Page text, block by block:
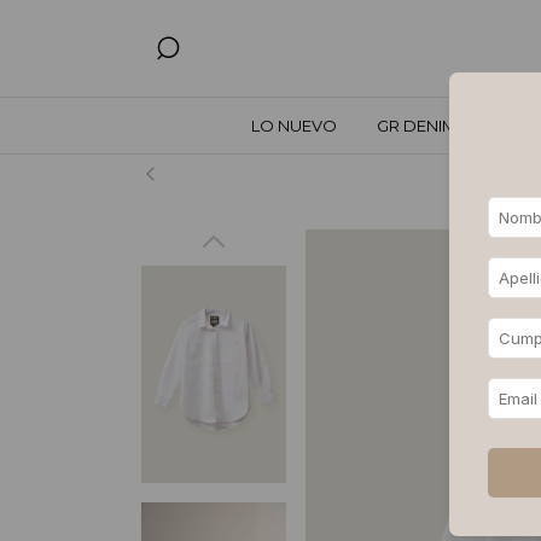
LO NUEVO GR DENIM
Hasta 3,